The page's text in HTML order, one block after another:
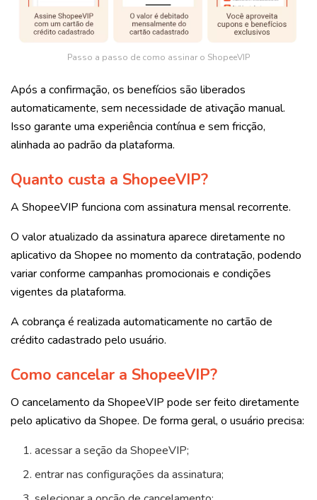
Passo a passo de como assinar o ShopeeVIP
Após a confirmação, os benefícios são liberados
automaticamente, sem necessidade de ativação manual.
Isso garante uma experiência contínua e sem fricção,
alinhada ao padrão da plataforma.
Quanto custa a ShopeeVIP?
A ShopeeVIP funciona com assinatura mensal recorrente.
O valor atualizado da assinatura aparece diretamente no
aplicativo da Shopee no momento da contratação, podendo
variar conforme campanhas promocionais e condições
vigentes da plataforma.
A cobrança é realizada automaticamente no cartão de
crédito cadastrado pelo usuário.
Como cancelar a ShopeeVIP?
O cancelamento da ShopeeVIP pode ser feito diretamente
pelo aplicativo da Shopee. De forma geral, o usuário precisa:
acessar a seção da ShopeeVIP;
entrar nas configurações da assinatura;